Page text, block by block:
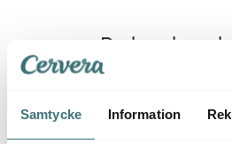
Samtycke Information
Du kanske